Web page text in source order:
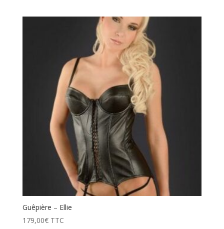
Guêpière – Ellie
179,00€ TTC